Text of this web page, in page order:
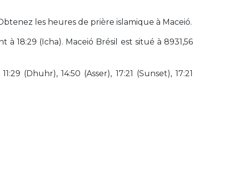
les heures de prière islamique à Maceió.
18:29 (Icha). Maceió Brésil est situé à 8931,56
(Dhuhr), 14:50 (Asser), 17:21 (Sunset), 17:21